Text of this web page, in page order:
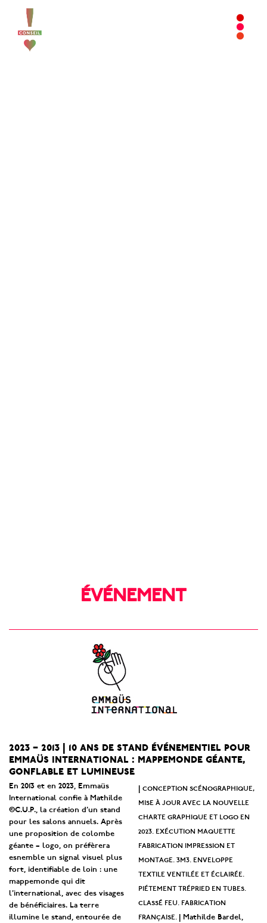
ÉVÉNEMENT
2023 – 2013 | 10 ans de stand événementiel pour
emmaüs international : mappemonde géante,
gonflable et lumineuse
En 2013 et en 2023, Emmaüs
International confie à Mathilde
©C.U.P., la création d’un stand
pour les salons annuels. Après
une proposition de colombe
géante – logo, on préfèrera
esnemble un signal visuel plus
fort, identifiable de loin : une
mappemonde qui dit
l’international, avec des visages
de bénéficiaires. La terre
illumine le stand, entourée de
|conception scénographique,
mise à jour avec la nouvelle
charte graphique et logo en
2023. exécution maquette
fabrication impression et
montage. 3m3. enveloppe
textile ventilée et éclairée.
piétement trépried en tubes.
classé feu. fabrication
française.
| Mathilde Bardel,